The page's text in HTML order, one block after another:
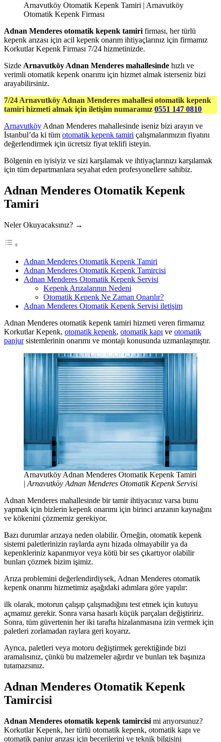
Arnavutköy Otomatik Kepenk Tamiri | Arnavutköy
Otomatik Kepenk Firması
Adnan Menderes otomatik kepenk tamiri firması, her türlü
kepenk arızası için acil kepenk onarım ihtiyaçlarınız için firmamız
Korkutlar Kepenk Firması 7/24 hizmetinizde.
Sizde Arnavutköy Adnan Menderes mahallesinde hızlı ve
verimli otomatik kepenk onarımı için hizmet almak isterseniz bizi
arayabilirsiniz.
7/24 Arnavutköy Adnan Menderes mahallesi otomatik kepenk
tamiri hizmeti almak için iletişim numaramız 0551 147 0810
Arnavutköy Adnan Menderes mahallesinde iseniz bizi arayın ve
İstanbul’da ki tüm otomatik kepenk tamiri çalışmalarımızın fiyatını
değerlendirmek için ücretsiz fiyat teklifi isteyin.
Bölgenin en iyisiyiz ve sizi karşılamak ve ihtiyaçlarınızı karşılamak
için tüm departmanlara seyahat eden profesyonellere sahibiz.
Adnan Menderes Otomatik Kepenk
Tamiri
Neler Okuyacaksınız? →
Adnan Menderes Otomatik Kepenk Tamiri
Adnan Menderes Otomatik Kepenk Tamircisi
Adnan Menderes Otomatik Kepenk Servisi
Kepenk Arızalarının Nedeni
Otomatik Kepenk Ne Zaman Onarılır?
Adnan Menderes Otomatik Kepenk Servisi iletişim
Adnan Menderes otomatik kepenk tamiri hizmeti veren firmamız
Korkutlar Kepenk, otomatik kepenk, otomatik kapı ve otomatik
panjursistemlerinin onarımı ve montajı konusunda uzmanlaşmıştır.
Arnavutköy Adnan Menderes Otomatik Kepenk Tamiri
| Arnavutköy Adnan Menderes Otomatik Kepenk Servisi
Adnan Menderes mahallesinde bir tamir ihtiyacınız varsa bunu
yapmak için bizlerin kepenk onarımı için birinci arızanın kaynağını
ve kökenini çözmemiz gerekiyor.
Bazı durumlar arızaya neden olabilir. Örneğin, otomatik kepenk
sistemi paletlerinizin raylarda aynı hizada olmayabilir ya da
kepenkleriniz kapanmıyor veya kötü bir ses çıkartıyor olabilir
bunları çözmek bizim işimiz.
Arıza problemini değerlendirdiysek, Adnan Menderes otomatik
kepenk onarımı hizmetimiz aşağıdaki adımlara göre yapılır:
ilk olarak, motorun çalışıp çalışmadığını test etmek için kutuyu
açmamız gerekir. Sonra varsa hasarlı küçük parçaları değiştiririz.
Sonra, tüm güvertenin her iki tarafta hizalanmasına izin vermek için
paletleri zorlamadan raylara geri koyarız.
Ayrıca, paletleri veya motoru değiştirmek gerektiğinde bizi
aramalısınız, çünkü bu malzemeler ağırdır ve bunları tek başınıza
tutamazsınız.
Adnan Menderes Otomatik Kepenk
Tamircisi
Adnan Menderes otomatik kepenk tamircisi mi arıyorsunuz?
Korkutlar Kepenk, her türlü otomatik kepenk, otomatik kapı ve
otomatik panjur arızası için becerilerini ve teknik bilgisini